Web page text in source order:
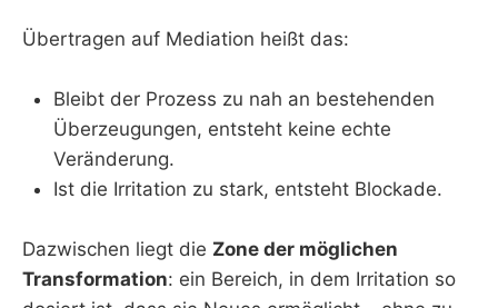
Übertragen auf Mediation heißt das:
Bleibt der Prozess zu nah an bestehenden
Überzeugungen, entsteht keine echte
Veränderung.
Ist die Irritation zu stark, entsteht Blockade.
Dazwischen liegt die Zone der möglichen
Transformation: ein Bereich, in dem Irritation so